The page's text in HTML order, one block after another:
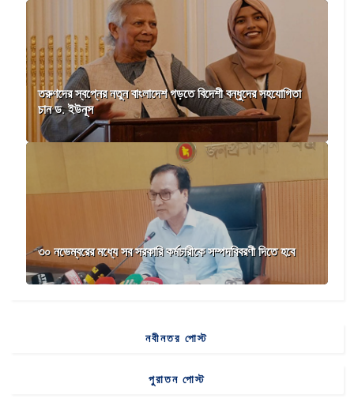
তরুণদের স্বপ্নের নতুন বাংলাদেশ গড়তে বিদেশী বন্ধুদের সহযোগিতা
চান ড. ইউনূস
৩০ নভেম্বরের মধ্যে সব সরকারি কর্মচারীকে সম্পদবিবরণী দিতে হবে
নবীনতর পোস্ট
পুরাতন পোস্ট